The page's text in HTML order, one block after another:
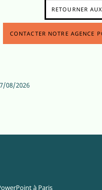
RETOURNER
CONTACTER NOTRE AGENCE
08/2026
à Paris